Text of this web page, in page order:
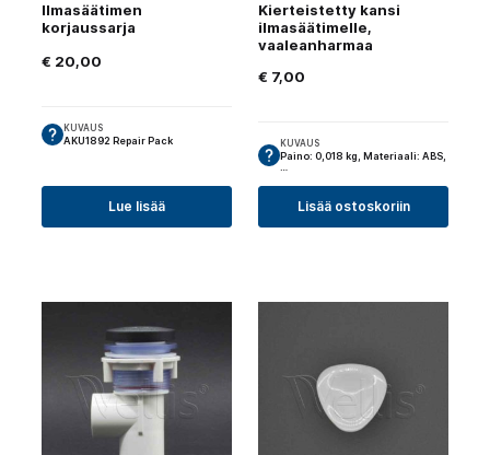
Ilmasäätimen
korjaussarja
€ 20,00
KUVAUS
AKU1892 Repair Pack
Lue lisää
Kierteistetty kansi
ilmasäätimelle,
vaaleanharmaa
€ 7,00
KUVAUS
Paino: 0,018 kg, Materiaali: ABS,
Lisää ostoskoriin